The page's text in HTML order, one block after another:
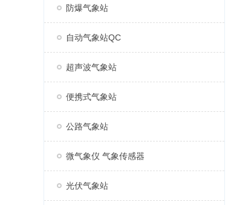
防爆气象站
自动气象站QC
超声波气象站
便携式气象站
公路气象站
微气象仪 气象传感器
光伏气象站